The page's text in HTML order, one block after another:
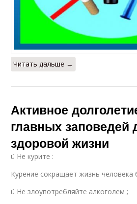
Читать дальше →
Активное
главных заповедей
здоровой жизни
ü Не курите :
Курение сокращает жизнь человека
ü Не злоупотребляйте алкоголем ;